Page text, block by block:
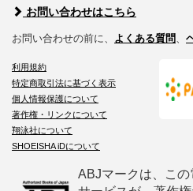
お問い合わせはこちら
お問い合わせの前に、 よくある質問、
利用規約
特定商取引法に基づく表示
個人情報保護について
著作権・リンクについて
翔泳社について
SHOEISHA iDについて
ABJマークは、こ